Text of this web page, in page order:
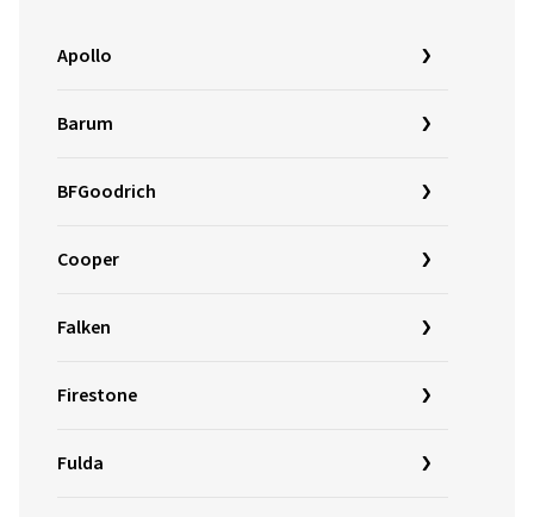
Apollo
Barum
BFGoodrich
Cooper
Falken
Firestone
Fulda